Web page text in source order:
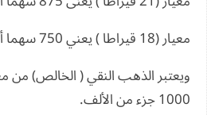
معيار (18 قيراطا ) يعني 750 سهما أو جزءا من كل 1000 جزء.
1000 جزء من الألف.